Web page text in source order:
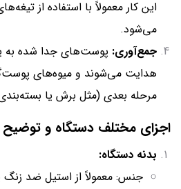
این کار معمولاً با استفاده از
می‌شود.
جمع‌آوری: پوست‌های جدا شده
هدایت می‌شوند و میوه‌های
مرحله بعدی (مثل برش یا
اجزای مختلف دستگاه و
بدنه دستگاه:
جنس: معمولاً از استیل ضد زنگ